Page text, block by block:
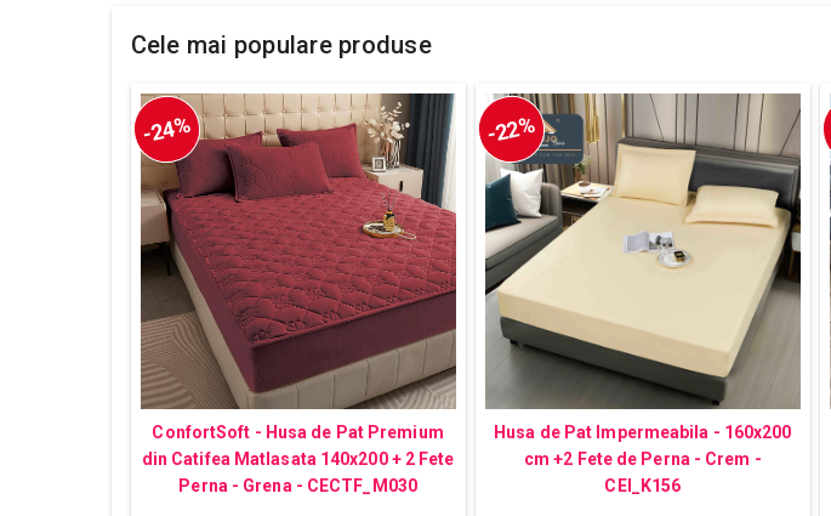
Cele mai populare produse
-24%
ConfortSoft - Husa de Pat Premium
din Catifea Matlasata 140x200 + 2 Fete
Perna - Grena - CECTF_M030
-22%
Husa de Pat Impermeabila - 160x200
cm +2 Fete de Perna - Crem -
CEI_K156